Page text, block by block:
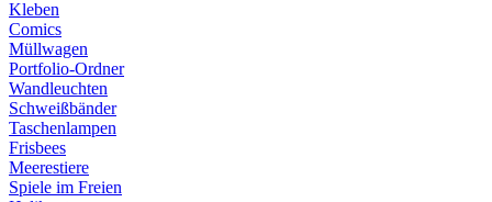
Kleben
Comics
Müllwagen
Portfolio-Ordner
Wandleuchten
Schweißbänder
Taschenlampen
Frisbees
Meerestiere
Spiele im Freien